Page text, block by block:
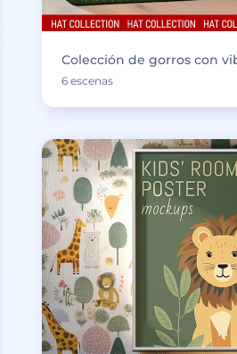
Colección de gorros con
6 escenas